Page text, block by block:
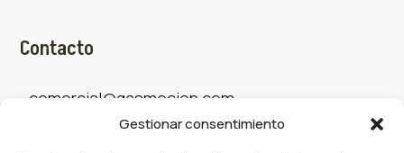
Gestionar consentimiento
Contacto
comercial@gasmocion.com